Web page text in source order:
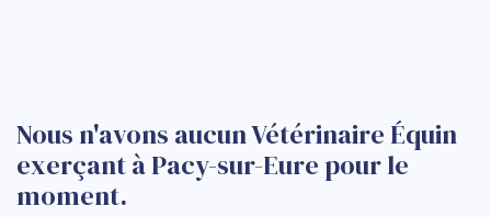
Nous n'avons aucun Vétérinaire Équin
exerçant à Pacy-sur-Eure pour le
moment.